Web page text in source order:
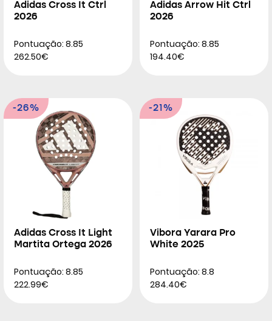
Adidas Cross It Ctrl
2026
Pontuação: 8.85
262.50€
Adidas Arrow Hit Ctrl
2026
Pontuação: 8.85
194.40€
-26%
Adidas Cross It Light
Martita Ortega 2026
Pontuação: 8.85
222.99€
-21%
Vibora Yarara Pro
White 2025
Pontuação: 8.8
284.40€